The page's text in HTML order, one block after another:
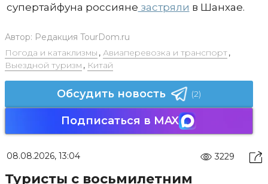
супертайфуна россияне застряли в Шанхае.
Автор: Редакция TourDom.ru
Погода и катаклизмы , Авиаперевозка и транспорт,
Выездной туризм , Китай
Обсудить новость (2)
Подписаться в MAX
08.08.2026, 13:04 3229
Туристы с восьмилетним